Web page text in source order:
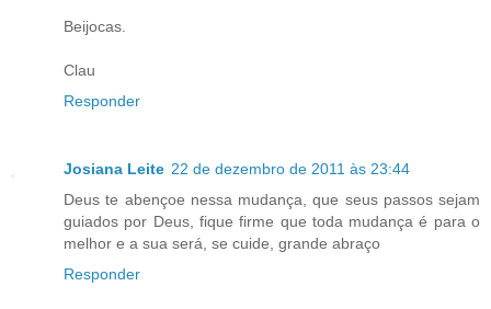
Beijocas.
Clau
Responder
Josiana Leite 22 de dezembro de 2011 às 23:44
Deus te abençoe nessa mudança, que seus passos sejam
guiados por Deus, fique firme que toda mudança é para o
melhor e a sua será, se cuide, grande abraço
Responder